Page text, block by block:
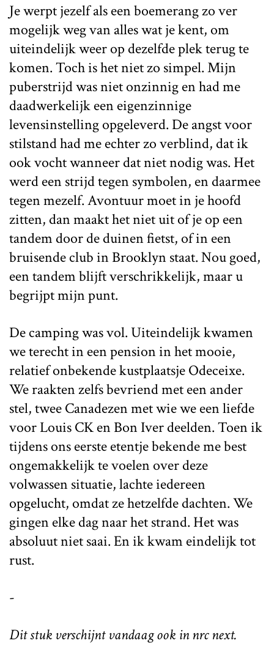
Je werpt jezelf als een boemerang zo ver
mogelijk weg van alles wat je kent, om
uiteindelijk weer op dezelfde plek terug te
komen. Toch is het niet zo simpel. Mijn
puberstrijd was niet onzinnig en had me
daadwerkelijk een eigenzinnige
levensinstelling opgeleverd. De angst voor
stilstand had me echter zo verblind, dat ik
ook vocht wanneer dat niet nodig was. Het
werd een strijd tegen symbolen, en daarmee
tegen mezelf. Avontuur moet in je hoofd
zitten, dan maakt het niet uit of je op een
tandem door de duinen fietst, of in een
bruisende club in Brooklyn staat. Nou goed,
een tandem blijft verschrikkelijk, maar u
begrijpt mijn punt.
De camping was vol. Uiteindelijk kwamen
we terecht in een pension in het mooie,
relatief onbekende kustplaatsje Odeceixe.
We raakten zelfs bevriend met een ander
stel, twee Canadezen met wie we een liefde
voor Louis CK en Bon Iver deelden. Toen ik
tijdens ons eerste etentje bekende me best
ongemakkelijk te voelen over deze
volwassen situatie, lachte iedereen
opgelucht, omdat ze hetzelfde dachten. We
gingen elke dag naar het strand. Het was
absoluut niet saai. En ik kwam eindelijk tot
rust.
-
Dit stuk verschijnt vandaag ook in nrc next.